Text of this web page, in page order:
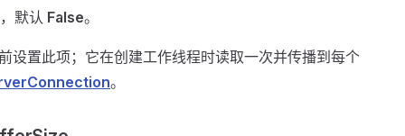
，默认 False。
设置此项；它在创建工作线程时读取一次并传播到每个
。